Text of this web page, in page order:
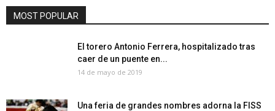
MOST POPULAR
El torero Antonio Ferrera, hospitalizado tras
caer de un puente en...
14 de mayo de 2019
Una feria de grandes nombres adorna la FISS